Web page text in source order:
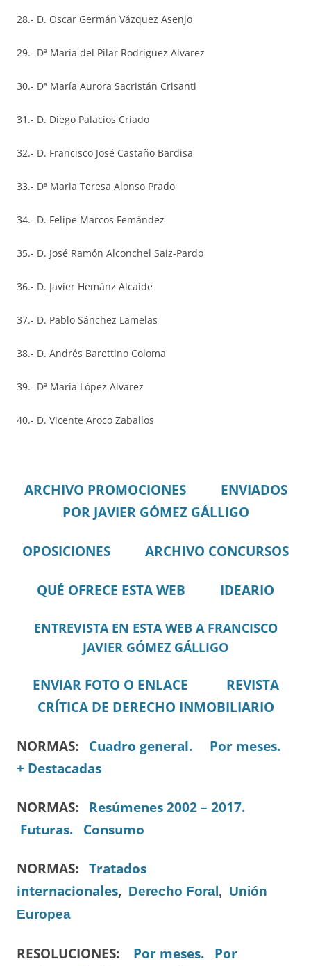
28.- D. Oscar Germán Vázquez Asenjo
29.- Dª María del Pilar Rodríguez Alvarez
30.- Dª María Aurora Sacristán Crisanti
31.- D. Diego Palacios Criado
32.- D. Francisco José Castaño Bardisa
33.- Dª Maria Teresa Alonso Prado
34.- D. Felipe Marcos Femández
35.- D. José Ramón Alconchel Saiz-Pardo
36.- D. Javier Hemánz Alcaide
37.- D. Pablo Sánchez Lamelas
38.- D. Andrés Barettino Coloma
39.- Dª Maria López Alvarez
40.- D. Vicente Aroco Zaballos
ARCHIVO PROMOCIONES
ENVIADOS
POR JAVIER GÓMEZ GÁLLIGO
OPOSICIONES ARCHIVO CONCURSOS
QUÉ OFRECE ESTA WEB IDEARIO
ENTREVISTA EN ESTA WEB A FRANCISCO
JAVIER GÓMEZ GÁLLIGO
ENVIAR FOTO O ENLACE
REVISTA
CRÍTICA DE DERECHO INMOBILIARIO
NORMAS: Cuadro general.
Por meses.
+ Destacadas
NORMAS: Resúmenes 2002 – 2017.
Futuras.
Consumo
NORMAS: Tratados
internacionales, Derecho Foral , Unión
Europea
RESOLUCIONES: Por meses.
Por